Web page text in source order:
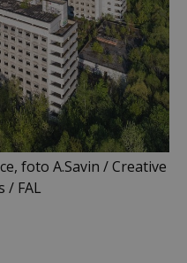
foto A.Savin / Creative
/ FAL